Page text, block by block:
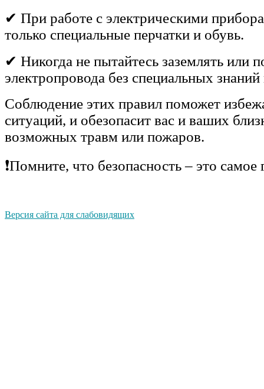
✔ При работе с электрическими
только специальные перчатки и обувь.
✔ Никогда не пытайтесь заземлять или
электропровода без специальных
Соблюдение этих правил поможет
ситуаций, и обезопасит вас и ваших
возможных травм или пожаров.
❗Помните, что безопасность – это самое
Версия сайта для слабовидящих